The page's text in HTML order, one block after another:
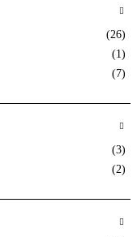
(26)
(1)
(7)
(3)
(2)